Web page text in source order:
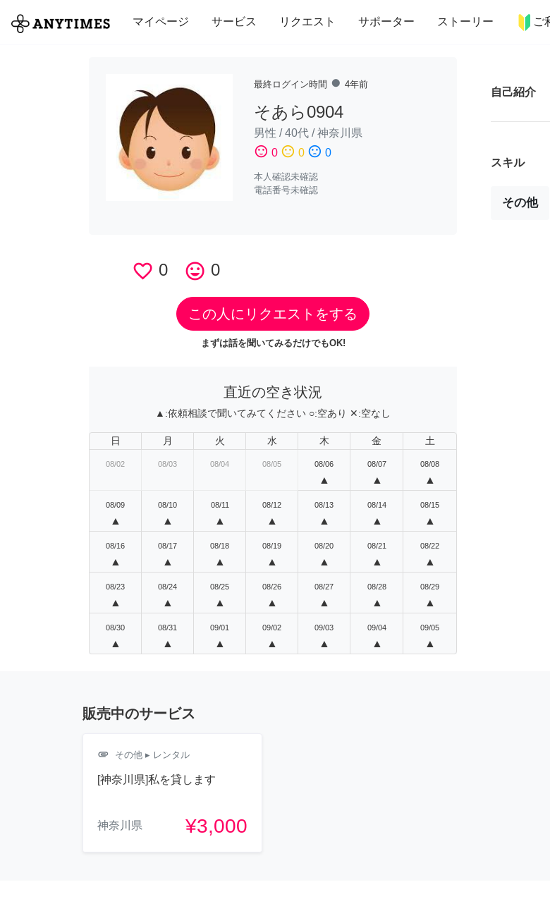
マイページ サービス リクエスト サポーター ストーリー ご
全て 修理・組立 家事 引っ越し インテリア 趣味・習い事 ペット
最終ログイン時間 fiber_manual_record 4年前
そあら0904
男性 /40代 /神奈川県
sentiment_satisfied 0 sentiment_neutral 0 sentiment_dissatisfied 0
本人確認未確認
電話番号未確認
favorite_border 0 tag_faces 0
この人にリクエストをする
まずは話を聞いてみるだけでもOK!
直近の空き状況
▲:依頼相談で聞いてみてください ○:空あり ✕:空なし
日 月 火 水 木 金 土
08/02 08/03 08/04 08/05 08/06
▲
08/07
▲
08/08
▲
08/09
▲
08/10
▲
08/11
▲
08/12
▲
08/13
▲
08/14
▲
08/15
▲
08/16
▲
08/17
▲
08/18
▲
08/19
▲
08/20
▲
08/21
▲
08/22
▲
08/23
▲
08/24
▲
08/25
▲
08/26
▲
08/27
▲
08/28
▲
08/29
▲
08/30
▲
08/31
▲
09/01
▲
09/02
▲
09/03
▲
09/04
▲
09/05
▲
自己紹介
スキル
その他
販売中のサービス
attachment その他 ▸ レンタル
[神奈川県]私を貸します
神奈川県 ¥3,000